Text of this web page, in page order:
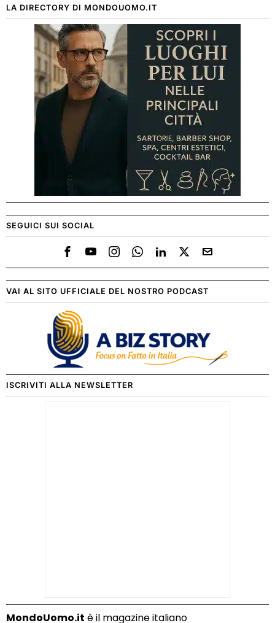
LA DIRECTORY DI MONDOUOMO.IT
SEGUICI SUI SOCIAL
VAI AL SITO UFFICIALE DEL NOSTRO PODCAST
ISCRIVITI ALLA NEWSLETTER
MondoUomo.it è il magazine italiano